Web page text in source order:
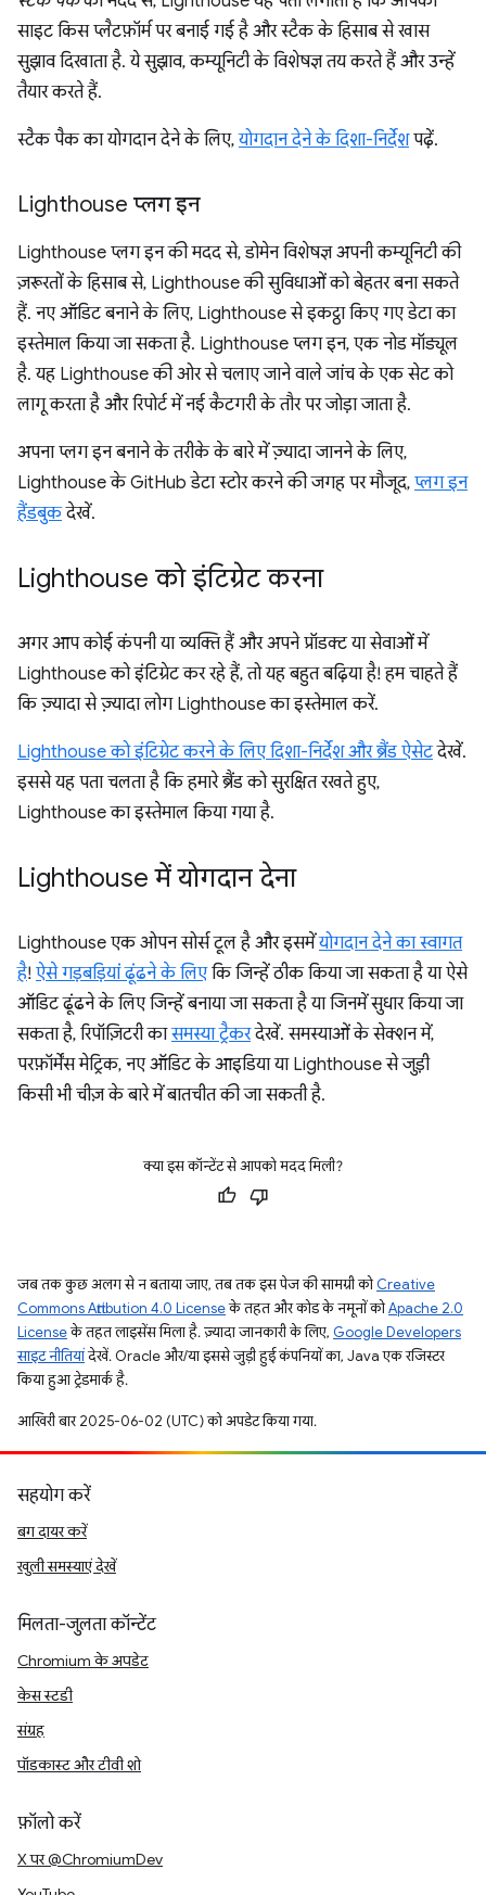
साइट किस प्लैटफ़ॉर्म पर बनाई गई है और स्टैक के हिसाब से खास
सुझाव दिखाता है. ये सुझाव, कम्यूनिटी के विशेषज्ञ तय करते हैं और उन्हें
तैयार करते हैं.
स्टैक पैक का योगदान देने के लिए,योगदान देने के दिशा-निर्देशपढ़ें.
Lighthouse प्लग इन
Lighthouse प्लग इन की मदद से, डोमेन विशेषज्ञ अपनी कम्यूनिटी की
ज़रूरतों के हिसाब से, Lighthouse की सुविधाओं को बेहतर बना सकते
हैं. नए ऑडिट बनाने के लिए, Lighthouse से इकट्ठा किए गए डेटा का
इस्तेमाल किया जा सकता है. Lighthouse प्लग इन, एक नोड मॉड्यूल
है. यह Lighthouse की ओर से चलाए जाने वाले जांच के एक सेट को
लागू करता है और रिपोर्ट में नई कैटगरी के तौर पर जोड़ा जाता है.
अपना प्लग इन बनाने के तरीके के बारे में ज़्यादा जानने के लिए,
Lighthouse के GitHub डेटा स्टोर करने की जगह पर मौजूद, प्लग इन
हैंडबुकदेखें.
Lighthouse को इंटिग्रेट करना
अगर आप कोई कंपनी या व्यक्ति हैं और अपने प्रॉडक्ट या सेवाओं में
Lighthouse को इंटिग्रेट कर रहे हैं, तो यह बहुत बढ़िया है! हम चाहते हैं
कि ज़्यादा से ज़्यादा लोग Lighthouse का इस्तेमाल करें.
Lighthouse को इंटिग्रेट करने के लिए दिशा-निर्देश और ब्रैंड ऐसेटदेखें.
इससे यह पता चलता है कि हमारे ब्रैंड को सुरक्षित रखते हुए,
Lighthouse का इस्तेमाल किया गया है.
Lighthouse में योगदान देना
Lighthouse एक ओपन सोर्स टूल है और इसमेंयोगदान देने का स्वागत
है! ऐसे गड़बड़ियां ढूंढने के लिएकि जिन्हें ठीक किया जा सकता है या ऐसे
ऑडिट ढूंढने के लिए जिन्हें बनाया जा सकता है या जिनमें सुधार किया जा
सकता है, रिपॉज़िटरी कासमस्या ट्रैकरदेखें. समस्याओं के सेक्शन में,
परफ़ॉर्मेंस मेट्रिक, नए ऑडिट के आइडिया या Lighthouse से जुड़ी
किसी भी चीज़ के बारे में बातचीत की जा सकती है.
क्या इस कॉन्टेंट से आपको मदद मिली?
जब तक कुछ अलग से न बताया जाए, तब तक इस पेज की सामग्री कोCreative
Commons Attribution 4.0 Licenseके तहत और कोड के नमूनों कोApache 2.0
Licenseके तहत लाइसेंस मिला है. ज़्यादा जानकारी के लिए, Google Developers
साइट नीतियांदेखें. Oracle और/या इससे जुड़ी हुई कंपनियों का, Java एक रजिस्टर
किया हुआ ट्रेडमार्क है.
आखिरी बार 2025-06-02 (UTC) को अपडेट किया गया.
सहयोग करें
बग दायर करें
खुली समस्याएं देखें
मिलता-जुलता कॉन्टेंट
Chromium के अपडेट
केस स्टडी
संग्रह
पॉडकास्ट और टीवी शो
फ़ॉलो करें
X पर @ChromiumDev